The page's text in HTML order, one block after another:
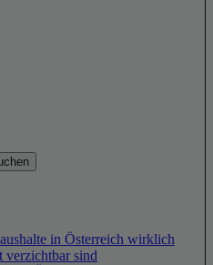
in Österreich wirklich
verzichtbar sind